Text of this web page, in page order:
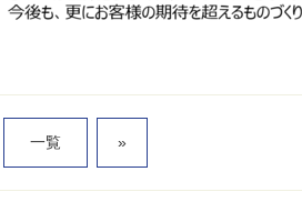
一覧 »